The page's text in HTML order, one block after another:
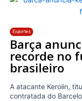
Esportes
Barça
recorde no
brasileiro
A atacante Kerolin,
contratada do